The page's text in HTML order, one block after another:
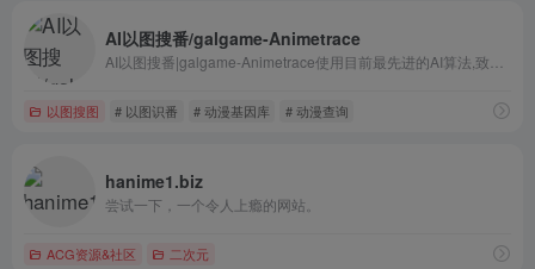
AI以图搜番/galgame-Animetrace
以图搜图 # 以图识番 # 动漫基因库 # 动漫查询
hanime1.biz
尝试一下，一个令人上瘾的网站。
ACG资源&社区 二次元